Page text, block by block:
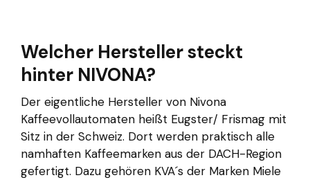
Welcher Hersteller steckt
hinter NIVONA?
Der eigentliche Hersteller von Nivona
Kaffeevollautomaten heißt Eugster/ Frismag mit
Sitz in der Schweiz. Dort werden praktisch alle
namhaften Kaffeemarken aus der DACH-Region
gefertigt. Dazu gehören KVA´s der Marken Miele